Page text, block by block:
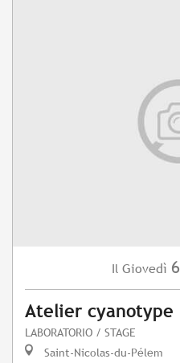
Il Giovedì 6
Atelier cyanotype
LABORATORIO / STAGE
Saint-Nicolas-du-Pélem